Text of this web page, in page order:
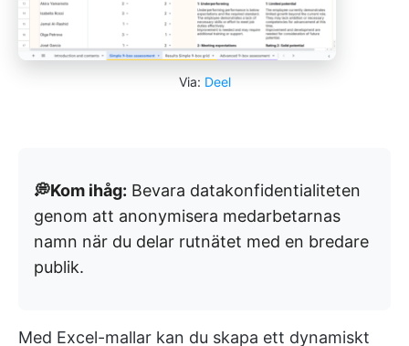
Via: Deel
💭Kom ihåg: Bevara datakonfidentialiteten
genom att anonymisera medarbetarnas
namn när du delar rutnätet med en bredare
publik.
Med Excel-mallar kan du skapa ett dynamiskt